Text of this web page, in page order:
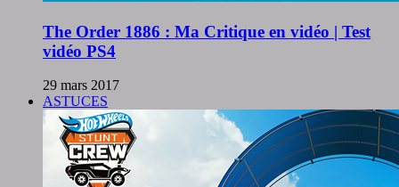
The Order 1886 : Ma Critique en vidéo | Test
vidéo PS4
29 mars 2017
ASTUCES